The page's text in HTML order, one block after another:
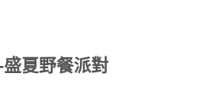
盛夏野餐派對